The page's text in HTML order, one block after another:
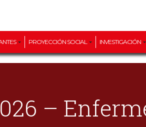
PROYECCIÓN SOCIAL INVESTIGACIÓN
–